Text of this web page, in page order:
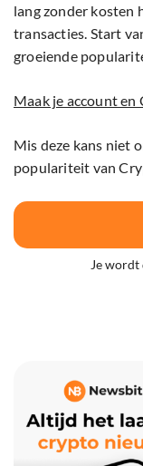
lang zonder kosten
transacties. Start
groeiende
Maak je account en
Mis deze kans niet
populariteit van
Je